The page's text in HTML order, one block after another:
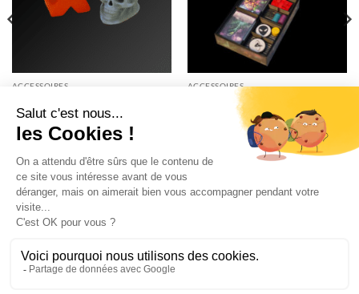
ACCESSOIRES
0.60 TTC
ACCESSOIRES
Rangements – Not Alone ™
11.90
QUI SOMMES NOUS?
POLITIQUE DE CONFIDENTIALITÉ
CHARTE COOKIES
CGV
MENTIONS LÉGALES
LES FORMATS DE PROTÈGES CARTES